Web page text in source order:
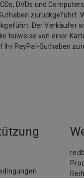
DVDs und
zurückgeführt.
Der Verkäufer
teilweise von einer
PayPal-Guthaben